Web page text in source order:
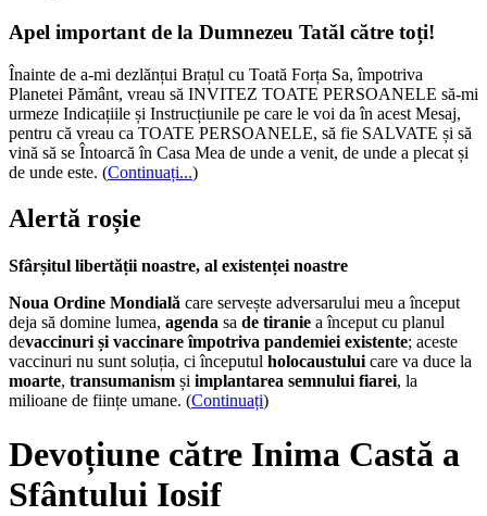
Apel important de la Dumnezeu Tatăl către toți!
Înainte de a-mi dezlănțui Brațul cu Toată Forța Sa, împotriva
Planetei Pământ, vreau să INVITEZ TOATE PERSOANELE să-mi
urmeze Indicațiile și Instrucțiunile pe care le voi da în acest Mesaj,
pentru că vreau ca TOATE PERSOANELE, să fie SALVATE și să
vină să se Întoarcă în Casa Mea de unde a venit, de unde a plecat și
de unde este. (Continuați...)
Alertă roșie
Sfârșitul libertății noastre, al existenței noastre
Noua Ordine Mondială care servește adversarului meu a început
deja să domine lumea, agenda sa de tiranie a început cu planul
devaccinuri și vaccinare împotriva pandemiei existente; aceste
vaccinuri nu sunt soluția, ci începutul holocaustului care va duce la
moarte, transumanism și implantarea semnului fiarei, la
milioane de ființe umane. (Continuați)
Devoțiune către Inima Castă a
Sfântului Iosif